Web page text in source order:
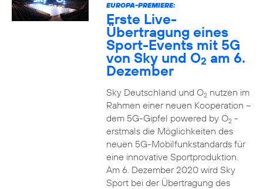
EUROPA-PREMIERE:
Erste Live-
Übertragung eines
Sport-Events mit 5G
von Sky und O2 am 6.
Dezember
Sky Deutschland und O2nutzen im
Rahmen einer neuen Kooperation –
dem 5G-Gipfel powered by O2-
erstmals die Möglichkeiten des
neuen 5G-Mobilfunkstandards für
eine innovative Sportproduktion.
Am 6. Dezember 2020 wird Sky
Sport bei der Übertragung des